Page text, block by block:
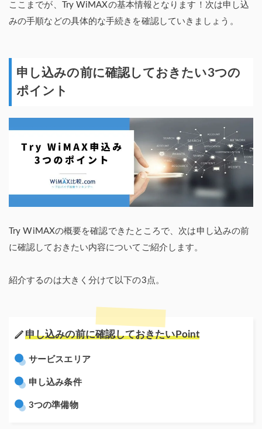
ここまでが、Try WiMAXの基本情報となります！次は申し込
みの手順などの具体的な手続きを確認していきましょう。
申し込みの前に確認しておきたい3つの
ポイント
Try WiMAXの概要を確認できたところで、次は申し込みの前
に確認しておきたい内容についてご紹介します。
紹介するのは大きく分けて以下の3点。
申し込みの前に確認しておきたいPoint
サービスエリア
申し込み条件
3つの準備物